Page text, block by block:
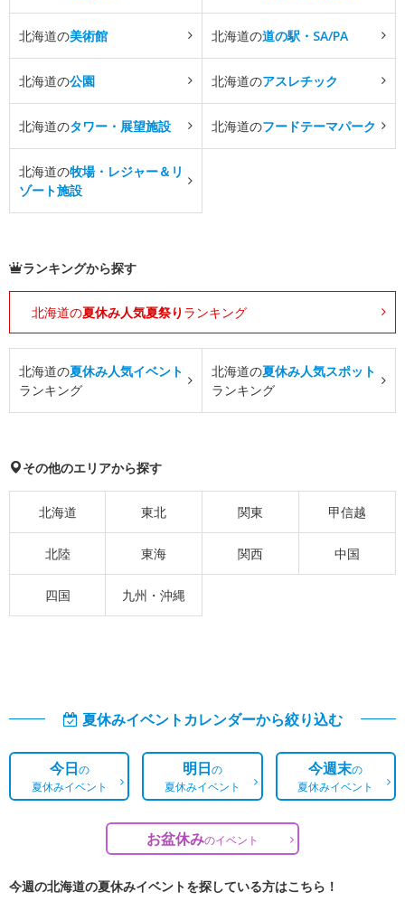
北海道の美術館 北海道の道の駅・SA/PA
北海道の公園 北海道のアスレチック
北海道のタワー・展望施設 北海道のフードテーマパーク
北海道の牧場・レジャー＆リ
ゾート施設
ランキングから探す
北海道の夏休み人気夏祭り ランキング
北海道の夏休み人気イベント
ランキング
北海道の夏休み人気スポット
ランキング
その他のエリアから探す
北海道 東北 関東 甲信越
北陸 東海 関西 中国
四国 九州・沖縄
夏休みイベントカレンダーから絞り込む
今日の
夏休みイベント
明日の
夏休みイベント
今週末の
夏休みイベント
お盆休みのイベント
今週の北海道の夏休みイベントを探している方はこちら！